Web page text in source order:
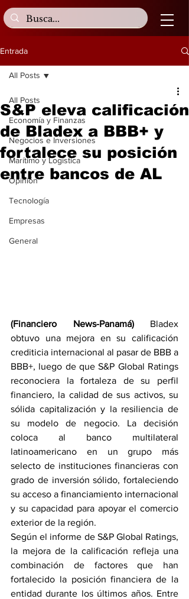
Entrada
All Posts
Economía y Finanzas
Negocios e Inversiones
Marítimo y Logística
Opinión
Tecnología
Empresas
General
All Posts
S&P eleva calificación
de Bladex a BBB+ y
fortalece su posición
entre bancos de AL
(Financiero News-Panamá) Bladex
obtuvo una mejora en su calificación
crediticia internacional al pasar de BBB a
BBB+, luego de que S&P Global Ratings
reconociera la fortaleza de su perfil
financiero, la calidad de sus activos, su
sólida capitalización y la resiliencia de
su modelo de negocio. La decisión
coloca al banco multilateral
latinoamericano en un grupo más
selecto de instituciones financieras con
grado de inversión sólido, fortaleciendo
su acceso a financiamiento internacional
y su capacidad para apoyar el comercio
exterior de la región.
Según el informe de S&P Global Ratings,
la mejora de la calificación refleja una
combinación de factores que han
fortalecido la posición financiera de la
entidad durante los últimos años. Entre